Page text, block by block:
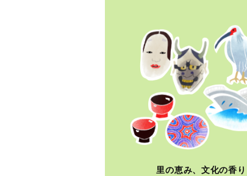
里の恵み、文化の香り